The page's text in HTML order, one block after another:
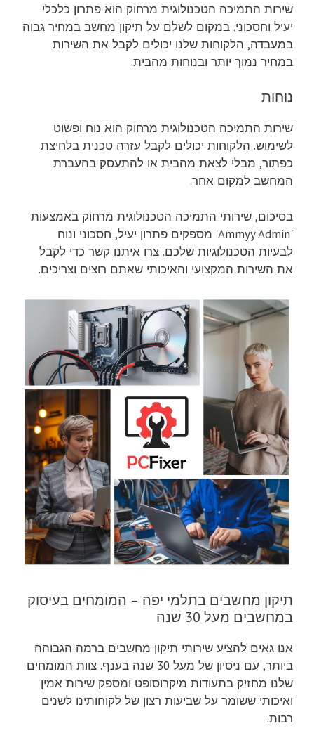
שירות התמיכה הטכנולוגית מרחוק הוא פתרון כלכלי
יעיל וחסכוני. במקום לשלם על תיקון מחשב במחיר גבוה
במעבדה, הלקוחות שלנו יכולים לקבל את השירות
במחיר נמוך יותר ובנוחות מהבית.
נוחות
שירות התמיכה הטכנולוגית מרחוק הוא נוח ופשוט
לשימוש. הלקוחות יכולים לקבל עזרה טכנית בלחיצת
כפתור, מבלי לצאת מהבית או להתעסק בהעברת
המחשב למקום אחר.
בסיכום, שירותי התמיכה הטכנולוגית מרחוק באמצעות
'Ammyy Admin' מספקים פתרון יעיל, חסכוני ונוח
לבעיות הטכנולוגיות שלכם. צרו איתנו קשר כדי לקבל
את השירות המקצועי והאיכותי שאתם רוצים וצריכים.
תיקון מחשבים בתלמי יפה – המומחים בעיסוק
במחשבים מעל 30 שנה
אנו גאים להציע שירותי תיקון מחשבים ברמה הגבוהה
ביותר, עם ניסיון של מעל 30 שנה בענף. צוות המומחים
שלנו מחזיק בתעודות מיקרוסופט ומספק שירות אמין
ואיכותי ששומר על שביעות רצון של לקוחותינו לשנים
רבות.